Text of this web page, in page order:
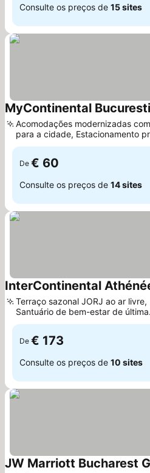
Consulte os preços de 15 sites
MyContinental
Acomodações modernizadas
para a cidade, Estacionamento
seguro
De € 60
Consulte os preços de 14 sites
InterContinental
Terraço sazonal JORJ ao ar livre,
Santuário de bem-estar de última
geração
De € 173
Consulte os preços de 10 sites
JW Marriott Bucharest